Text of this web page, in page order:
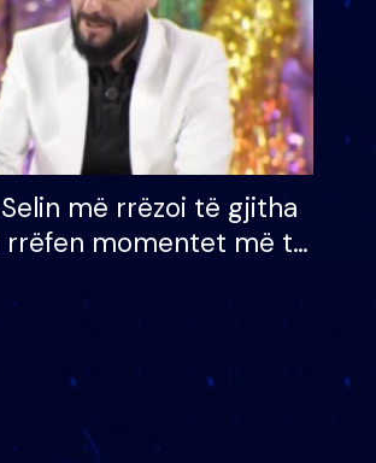
më rrëzoi të gjitha
rrëfen momentet më të
e mëngjesit kur…